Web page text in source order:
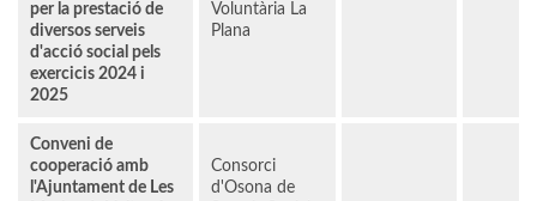
per la prestació de
diversos serveis
d'acció social pels
exercicis 2024 i
2025
Voluntària La
Plana
Conveni de
cooperació amb
l'Ajuntament de Les
Consorci
d'Osona de